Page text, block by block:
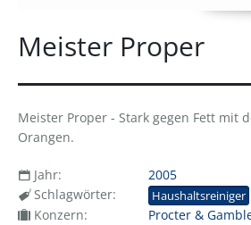
Meister Proper
Meister Proper - Stark gegen Fett mit
Orangen.
Jahr:
2005
Schlagwörter:
Haushaltsreiniger
Konzern:
Procter &